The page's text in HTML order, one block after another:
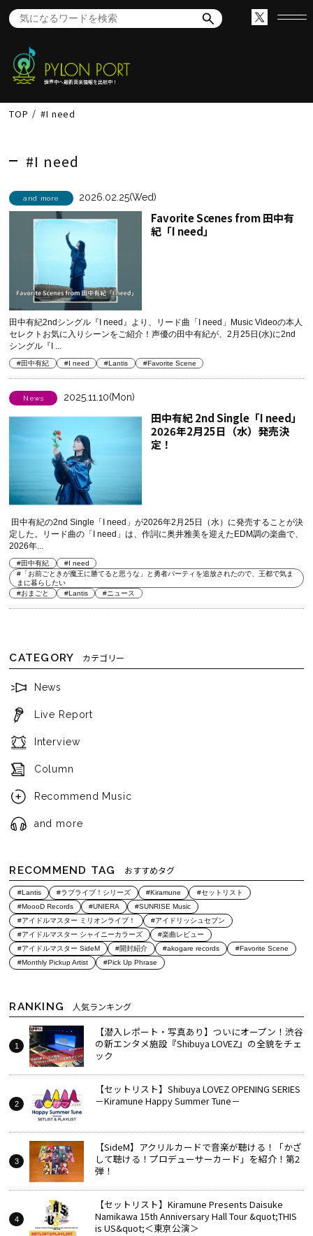
世界中へ最新音楽情報を出航中！
TOP #I need
#I need
and more 2026.02.25(Wed)
Favorite Scenes from 田中有
紀「I need」
田中有紀2ndシングル『I need』より、リード曲「I need」Music Videoの本人
セレクトお気に入りシーンをご紹介！声優の田中有紀が、2月25日(水)に2nd
シングル『I ...
#田中有紀 #I need #Lantis #Favorite Scene
News 2025.11.10(Mon)
田中有紀 2nd Single「I need」
2026年2月25日（水）発売決
定！
田中有紀の2nd Single「I need」が2026年2月25日（水）に発売することが決
定した。リード曲の「I need」は、作詞に奥井雅美を迎えたEDM調の楽曲で、
2026年...
#田中有紀
#I need
#「お前ごときが魔王に勝てると思うな」と勇者パーティを追放されたので、王都で気ま
まに暮らしたい
#おまごと
#Lantis #ニュース
CATEGORY カテゴリー
News
Live Report
Interview
Column
Recommend Music
and more
RECOMMEND TAG おすすめタグ
#Lantis #ラブライブ！シリーズ #Kiramune
#セットリスト
#MoooD Records
#UNIERA
#SUNRISE Music
#アイドルマスター ミリオンライブ！
#アイドリッシュセブン
#アイドルマスター シャイニーカラーズ
#楽曲レビュー
#アイドルマスター SideM
#開封紹介 #akogare records
#Favorite Scene
#Monthly Pickup Artist
#Pick Up Phrase
RANKING 人気ランキング
【潜入レポート・写真あり】ついにオープン！渋谷
の新エンタメ施設『Shibuya LOVEZ』の全貌をチェ
ック
【セットリスト】Shibuya LOVEZ OPENING SERIES
－Kiramune Happy Summer Tune－
【SideM】アクリルカードで音楽が聴ける！「かざ
して聴ける！プロデューサーカード」を紹介！第2
弾！
【セットリスト】Kiramune Presents Daisuke
Namikawa 15th Anniversary Hall Tour &quot;THIS
is US&quot;＜東京公演＞